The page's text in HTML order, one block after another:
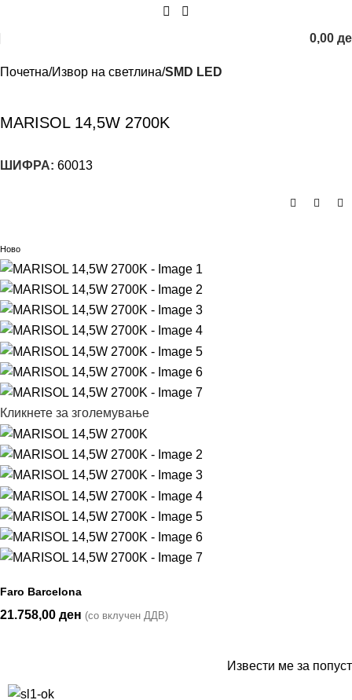
0,00
Почетна Извор на светлина SMD LED
MARISOL 14,5W 2700K
ШИФРА: 60013
Ново
Кликнете за зголемување
Faro Barcelona
21.758,00 ден (со вклучен ДДВ)
Извести ме за попуст